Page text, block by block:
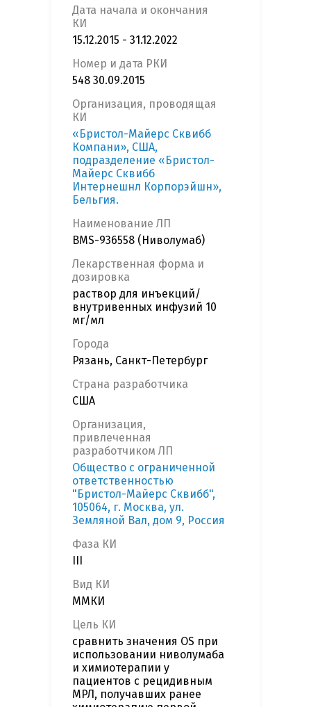
Дата начала и окончания
КИ
15.12.2015 - 31.12.2022
Номер и дата РКИ
548 30.09.2015
Организация, проводящая
КИ
«Бристол-Майерс Сквибб
Компани», США,
подразделение «Бристол-
Майерс Сквибб
Интернешнл Корпорэйшн»,
Бельгия.
Наименование ЛП
BMS-936558 (Ниволумаб)
Лекарственная форма и
дозировка
раствор для инъекций/
внутривенных инфузий 10
мг/мл
Города
Рязань, Санкт-Петербург
Страна разработчика
США
Организация,
привлеченная
разработчиком ЛП
Общество с ограниченной
ответственностью
"Бристол-Майерс Сквибб",
105064, г. Москва, ул.
Земляной Вал, дом 9, Россия
Фаза КИ
Вид КИ
ММКИ
Цель КИ
сравнить значения OS при
использовании ниволумаба
и химиотерапии у
пациентов с рецидивным
МРЛ, получавших ранее